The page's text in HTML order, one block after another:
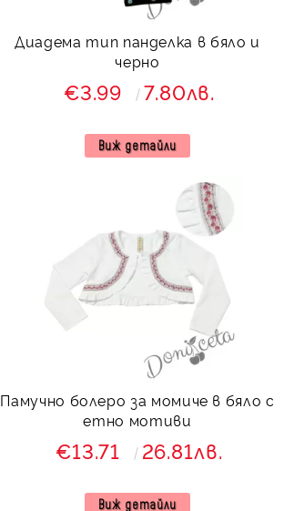
Диадема тип панделка в бяло и
черно
€3.99 7.80лв.
Виж детайли
Памучно болеро за момиче в бяло с
етно мотиви
€13.71 26.81лв.
Виж детайли